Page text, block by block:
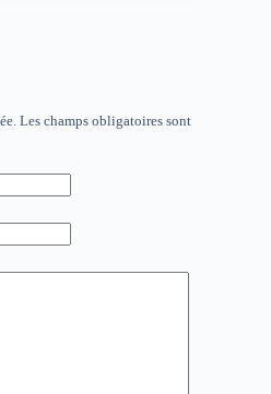
Les champs obligatoires sont